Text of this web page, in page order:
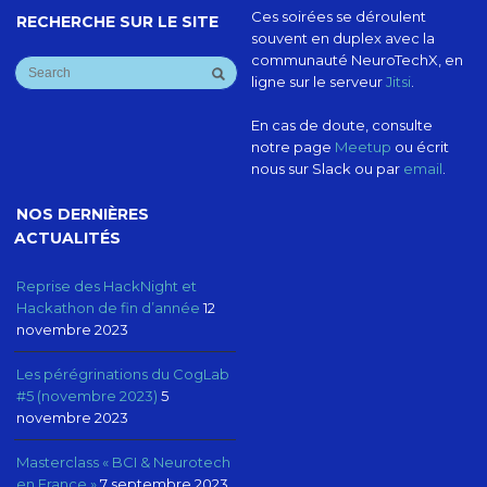
RECHERCHE SUR LE SITE
Ces soirées se déroulent
souvent en duplex avec la
communauté NeuroTechX, en
ligne sur le serveurJitsi.
En cas de doute, consulte
notre page Meetup ou écrit
nous sur Slack ou par email
NOS DERNIÈRES
ACTUALITÉS
Reprise des HackNight et
Hackathon de fin d’année 12
novembre 2023
Les pérégrinations du CogLab
#5 (novembre 2023) 5
novembre 2023
Masterclass « BCI & Neurotech